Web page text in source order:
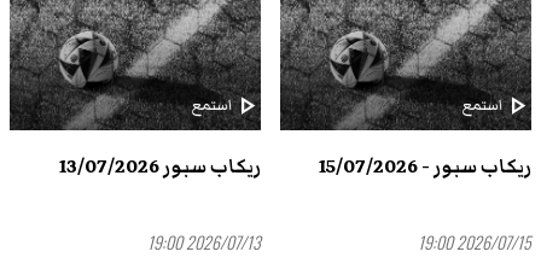
play_arrowاستمع
ريكاب سبور - 15/07/2026
2026/07/15 19:00
play_arrowاستمع
ريكاب سبور 13/07/2026
2026/07/13 19:00